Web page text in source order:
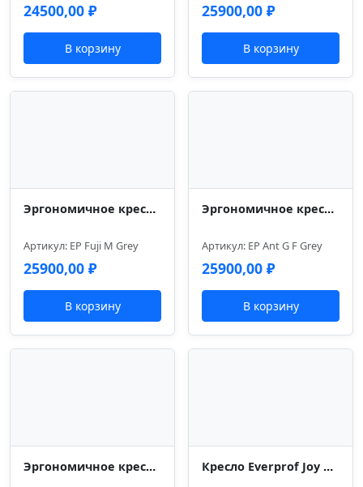
24500,00 ₽
В корзину
25900,00 ₽
В корзину
Эргономичное кресло Everprof Fuji Сетка Серый
Артикул: EP Fuji M Grey
25900,00 ₽
В корзину
Эргономичное кресло Everprof Ant Grey Ткань Серый
Артикул: EP Ant G F Grey
25900,00 ₽
В корзину
Эргономичное кресло Everprof Mega Сетка Черный Кресло Everprof Joy Сетка Черный